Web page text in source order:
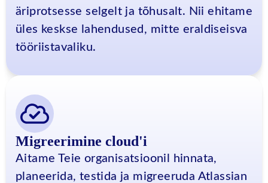
äriprotsesse selgelt ja tõhusalt. Nii ehitame
üles keskse lahendused, mitte eraldiseisva
tööriistavaliku.
Migreerimine cloud'i
Aitame Teie organisatsioonil hinnata,
planeerida, testida ja migreeruda Atlassian